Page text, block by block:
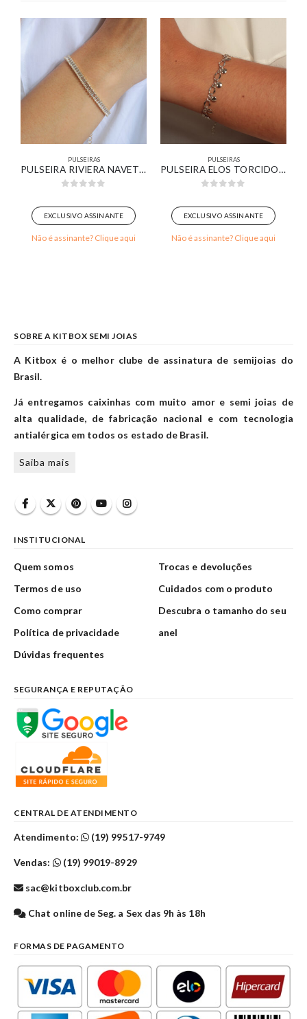
PULSEIRAS
PULSEIRA RIVIERA NAVETES CRISTAIS BANHADO EM OURO 18K
EXCLUSIVO ASSINANTE
Não é assinante? Clique aqui
PULSEIRAS
PULSEIRA ELOS TORCIDOS COM MEDALHINHAS LISAS BANHADO EM OURO BRANCO
EXCLUSIVO ASSINANTE
Não é assinante? Clique aqui
SOBRE A KITBOX SEMI JOIAS
A Kitbox é o melhor clube de assinatura de semijoias do
Brasil.
Já entregamos caixinhas com muito amor e semi joias de
alta qualidade, de fabricação nacional e com tecnologia
antialérgica em todos os estado de Brasil.
Saiba mais
INSTITUCIONAL
Quem somos
Termos de uso
Como comprar
Política de privacidade
Dúvidas frequentes
Trocas e devoluções
Cuidados com o produto
Descubra o tamanho do seu
anel
SEGURANÇA E REPUTAÇÃO
CENTRAL DE ATENDIMENTO
Atendimento: (19) 99517-9749
Vendas: (19) 99019-8929
sac@kitboxclub.com.br
Chat online de Seg. a Sex das 9h às 18h
FORMAS DE PAGAMENTO